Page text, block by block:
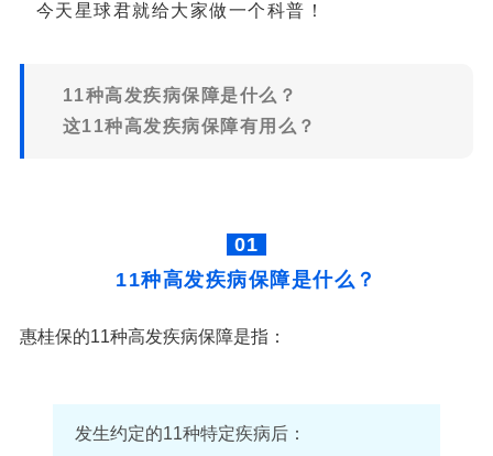
今天星球君就给大家做一个科普！
11种高发疾病保障是什么？
这11种高发疾病保障有用么？
01
11种高发疾病保障是什么？
惠桂保的11种高发疾病保障是指：
发生约定的11种特定疾病后：